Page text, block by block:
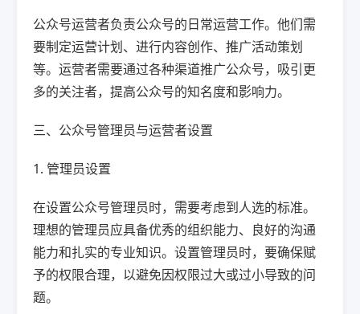
公众号运营者负责公众号的日常运营工作。他们需
要制定运营计划、进行内容创作、推广活动策划
等。运营者需要通过各种渠道推广公众号，吸引更
多的关注者，提高公众号的知名度和影响力。
三、公众号管理员与运营者设置
1. 管理员设置
在设置公众号管理员时，需要考虑到人选的标准。
理想的管理员应具备优秀的组织能力、良好的沟通
能力和扎实的专业知识。设置管理员时，要确保赋
予的权限合理，以避免因权限过大或过小导致的问
题。